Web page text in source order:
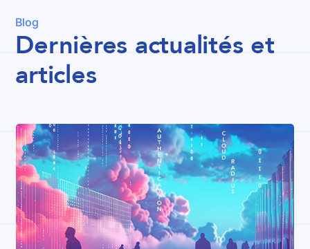
Blog
Dernières actualités et
articles